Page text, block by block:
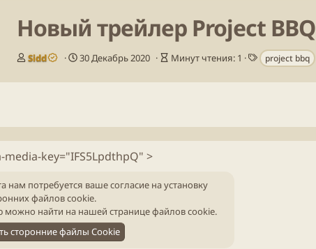
Новый трейлер Project BBQ
А
т
Sidd
Д
т
и
а
ц
и
и
30 Декабрь 2020
В
е
я
т
Минут чтения: 1
Т
е
г
project bbq
key="IFS5LpdthpQ" >
нам потребуется ваше согласие на установку
файлов cookie.
найти на нашей странице файлов cookie.
сторонние файлы Cookie